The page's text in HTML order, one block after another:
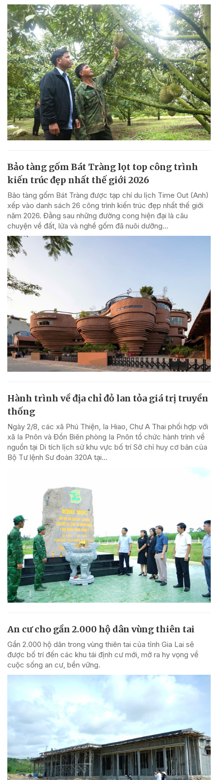
Bảo tàng gốm Bát Tràng lọt top công trình
kiến trúc đẹp nhất thế giới 2026
Bảo tàng gốm Bát Tràng được tạp chí du lịch Time Out (Anh)
xếp vào danh sách 26 công trình kiến trúc đẹp nhất thế giới
năm 2026. Đằng sau những đường cong hiện đại là câu
chuyện về đất, lửa và nghề gốm đã nuôi dưỡng...
Hành trình về địa chỉ đỏ lan tỏa giá trị truyền
thống
Ngày 2/8, các xã Phú Thiện, Ia Hiao, Chư A Thai phối hợp với
xã Ia Pnôn và Đồn Biên phòng Ia Pnôn tổ chức hành trình về
nguồn tại Di tích lịch sử khu vực bố trí Sở chỉ huy cơ bản của
Bộ Tư lệnh Sư đoàn 320A tại...
An cư cho gần 2.000 hộ dân vùng thiên tai
Gần 2.000 hộ dân trong vùng thiên tai của tỉnh Gia Lai sẽ
được bố trí đến các khu tái định cư mới, mở ra hy vọng về
cuộc sống an cư, bền vững.